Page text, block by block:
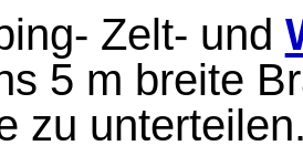
Zelt- und
5 m breite
zu